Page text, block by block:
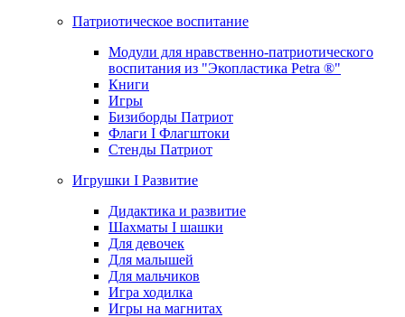
Патриотическое воспитание
Модули для нравственно-патриотического
воспитания из "Экопластика Petra ®"
Книги
Игры
Бизиборды Патриот
Флаги I Флагштоки
Стенды Патриот
Игрушки I Развитие
Дидактика и развитие
Шахматы I шашки
Для девочек
Для малышей
Для мальчиков
Игра ходилка
Игры на магнитах